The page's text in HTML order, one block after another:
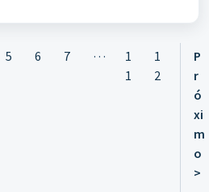
5 6 7 …
1
1
1
2
P
r
ó
xi
m
o
>